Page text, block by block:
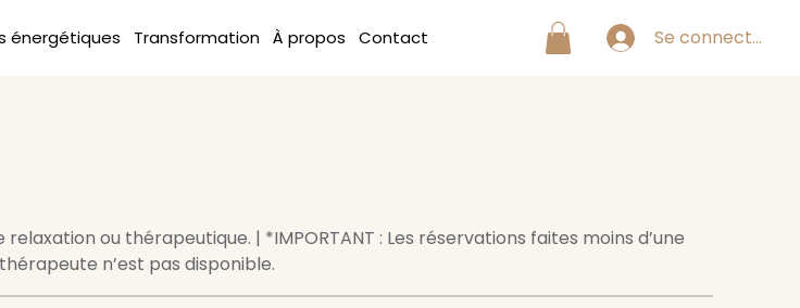
énergétiques Transformation À propos Contact Se connecter
ou thérapeutique. | *IMPORTANT : Les réservations faites moins d’une
n’est pas disponible.